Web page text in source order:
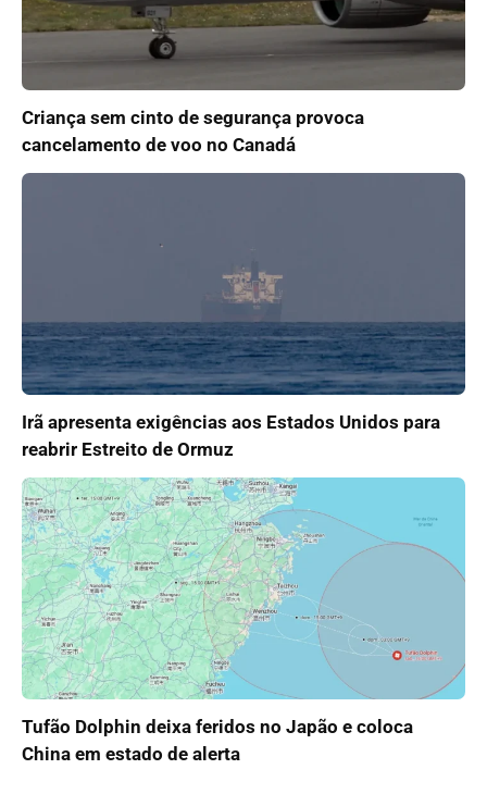
Criança sem cinto de segurança provoca
cancelamento de voo no Canadá
Irã apresenta exigências aos Estados Unidos para
reabrir Estreito de Ormuz
Tufão Dolphin deixa feridos no Japão e coloca
China em estado de alerta